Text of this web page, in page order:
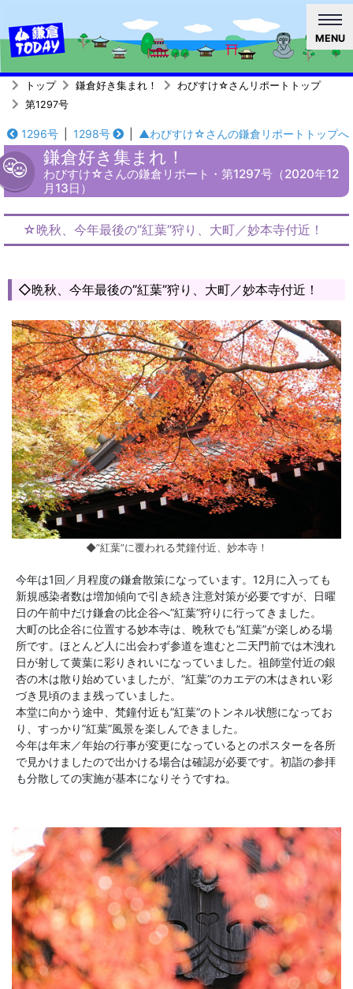
MENU
トップ 鎌倉好き集まれ！
わびすけ☆さんリポートトップ
第1297号
1296号 1298号 ▲わびすけ☆さんの鎌倉リポートトップへ
鎌倉好き集まれ！
わびすけ☆さんの鎌倉リポート・第1297号（2020年12
月13日）
☆晩秋、今年最後の”紅葉”狩り、大町／妙本寺付近！
◇晩秋、今年最後の”紅葉”狩り、大町／妙本寺付近！
◆”紅葉”に覆われる梵鐘付近、妙本寺！
今年は1回／月程度の鎌倉散策になっています。12月に入っても
新規感染者数は増加傾向で引き続き注意対策が必要ですが、日曜
日の午前中だけ鎌倉の比企谷へ”紅葉”狩りに行ってきました。
大町の比企谷に位置する妙本寺は、晩秋でも”紅葉”が楽しめる場
所です。ほとんど人に出会わず参道を進むと二天門前では木洩れ
日が射して黄葉に彩りきれいになっていました。祖師堂付近の銀
杏の木は散り始めていましたが、”紅葉”のカエデの木はきれい彩
づき見頃のまま残っていました。
本堂に向かう途中、梵鐘付近も”紅葉”のトンネル状態になってお
り、すっかり”紅葉”風景を楽しんできました。
今年は年末／年始の行事が変更になっているとのポスターを各所
で見かけましたので出かける場合は確認が必要です。初詣の参拝
も分散しての実施が基本になりそうですね。